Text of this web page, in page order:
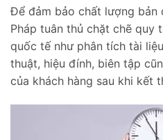
Để đảm bảo chất lượng bản
Pháp tuân thủ chặt chẽ quy
quốc tế như phân tích tài
thuật, hiệu đính, biên tập
của khách hàng sau khi kết